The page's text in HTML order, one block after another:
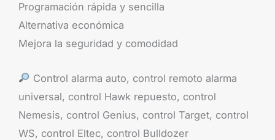
Programación rápida y sencilla
Alternativa económica
Mejora la seguridad y comodidad
Control alarma auto, control remoto alarma
universal, control Hawk repuesto, control
Nemesis, control Genius, control Target, control
WS, control Eltec, control Bulldozer